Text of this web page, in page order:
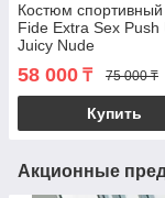
Костюм
Fide Extra Sex Push
Juicy Nude
58 000 ₸ 75 000 ₸
Купить
Акционные